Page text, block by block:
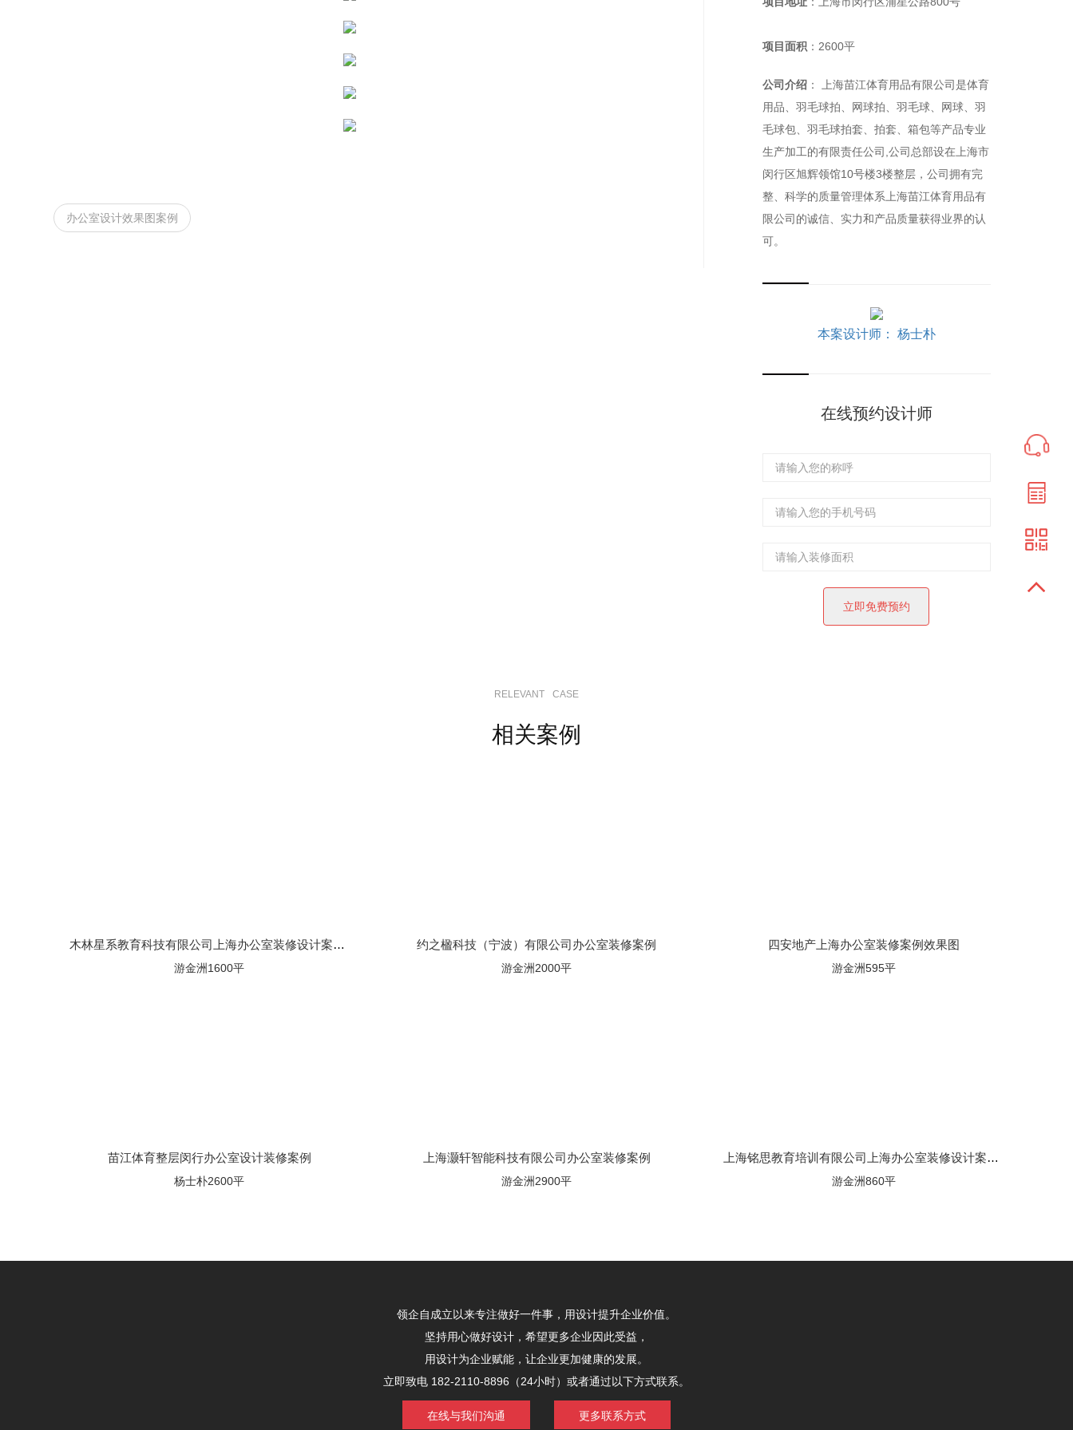
办公室设计效果图案例
项目面积：2600平
公司介绍： 上海苗江体育用品有限公司是体育
用品、羽毛球拍、网球拍、羽毛球、网球、羽
毛球包、羽毛球拍套、拍套、箱包等产品专业
生产加工的有限责任公司,公司总部设在上海市
闵行区旭辉领馆10号楼3楼整层，公司拥有完
整、科学的质量管理体系上海苗江体育用品有
限公司的诚信、实力和产品质量获得业界的认
可。
本案设计师： 杨士朴
在线预约设计师
RELEVANT CASE
相关案例
木林星系教育科技有限公司上海办公室装修设计案例效果图
游金洲1600平
约之楹科技（宁波）有限公司办公室装修案例
游金洲2000平
四安地产上海办公室装修案例效果图
游金洲595平
苗江体育整层闵行办公室设计装修案例
杨士朴2600平
上海灏轩智能科技有限公司办公室装修案例
游金洲2900平
上海铭思教育培训有限公司上海办公室装修设计案例效果图
游金洲860平
领企自成立以来专注做好一件事，用设计提升企业价值。
坚持用心做好设计，希望更多企业因此受益，
用设计为企业赋能，让企业更加健康的发展。
立即致电 182-2110-8896（24小时）或者通过以下方式联系。
在线与我们沟通 更多联系方式